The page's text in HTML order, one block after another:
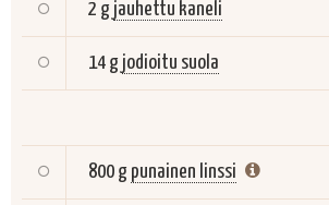
2 g jauhettu kaneli
14 g jodioitu suola
800 g punainen linssi